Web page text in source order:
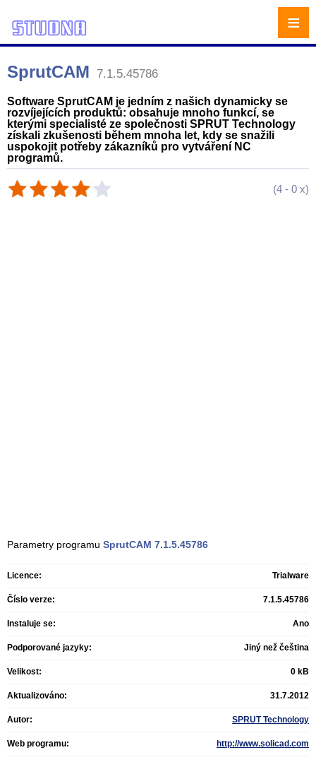
SprutCAM 7.1.5.45786
Software SprutCAM je jedním z našich dynamicky se
rozvíjejících produktů: obsahuje mnoho funkcí, se
kterými specialisté ze společnosti SPRUT Technology
získali zkušenosti během mnoha let, kdy se snažili
uspokojit potřeby zákazníků pro vytváření NC
programů.
(4 - 0 x)
Parametry programu SprutCAM 7.1.5.45786
Licence: Trialware
Číslo verze: 7.1.5.45786
Instaluje se: Ano
Podporované jazyky: Jiný než čeština
Velikost: 0 kB
Aktualizováno: 31.7.2012
Autor: SPRUT Technology
Web programu: http://www.solicad.com
≡